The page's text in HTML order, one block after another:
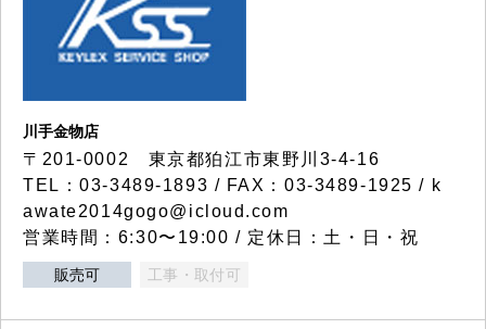
川手金物店
〒201-0002 東京都狛江市東野川3-4-16
TEL：03-3489-1893 / FAX：03-3489-1925 / k
awate2014gogo@icloud.com
営業時間：6:30〜19:00 / 定休日：土・日・祝
販売可 工事・取付可